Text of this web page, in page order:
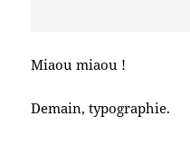
Miaou miaou !
Demain, typographie.